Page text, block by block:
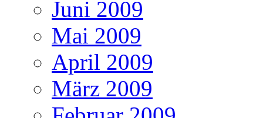
Juni 2009
Mai 2009
April 2009
März 2009